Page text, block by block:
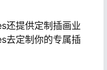
还提供定制插画业
去定制你的专属插